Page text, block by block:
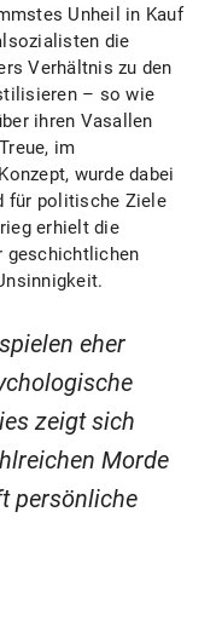
Unheil in Kauf
die
Verhältnis zu den
– so wie
ihren Vasallen
im
wurde dabei
für politische Ziele
erhielt die
geschichtlichen
eher
zeigt sich
Morde
persönliche